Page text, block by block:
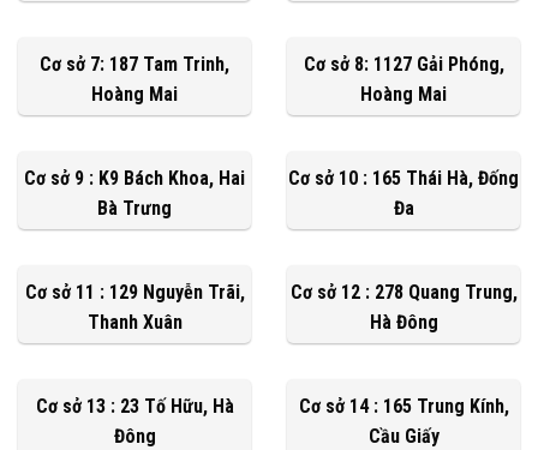
Cơ sở 7: 187 Tam Trinh,
Hoàng Mai
Cơ sở 8: 1127 Gải Phóng,
Hoàng Mai
Cơ sở 9 : K9 Bách Khoa, Hai
Bà Trưng
Cơ sở 10 : 165 Thái Hà, Đống
Đa
Cơ sở 11 : 129 Nguyễn Trãi,
Thanh Xuân
Cơ sở 12 : 278 Quang Trung,
Hà Đông
Cơ sở 13 : 23 Tố Hữu, Hà
Đông
Cơ sở 14 : 165 Trung Kính,
Cầu Giấy